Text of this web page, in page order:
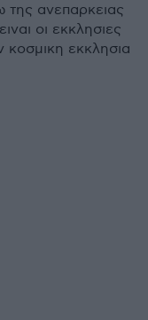
ανεπαρκειας
οι εκκλησιες
εκκλησια